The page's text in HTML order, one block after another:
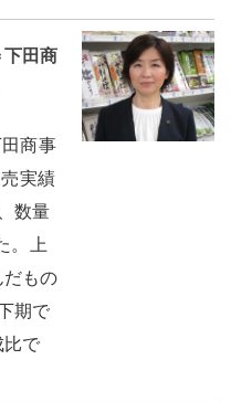
田商
商事
実績
数量
。上
もの
期で
比で